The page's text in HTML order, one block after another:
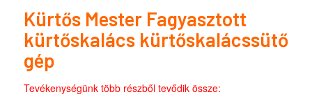
Kürtős Mester Fagyasztott
kürtőskalács kürtőskalácssütő
gép
Tevékenységünk több részből tevődik össze: